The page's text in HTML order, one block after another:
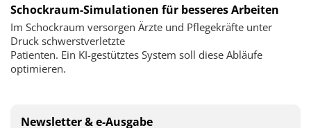
Schockraum-Simulationen für besseres Arbeiten
Im Schockraum versorgen Ärzte und Pflegekräfte unter
Druck schwerstverletzte
Patienten. Ein KI-gestütztes System soll diese Abläufe
optimieren.
Newsletter & e-Ausgabe